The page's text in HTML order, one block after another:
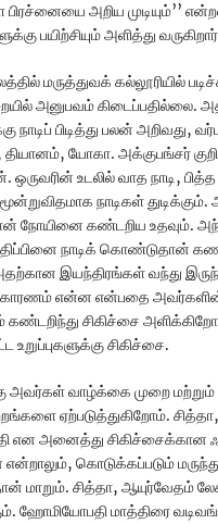
பிரச்னையை அறிய முடியும்’’
பயிற்சியும் அளித்து
மருத்துவக் கல்லூரியில்
அனுபவம் கிடைப்பதில்லை.
நாடிப் பிடித்து பலன் அறிவது,
யோகா. அக்குபங்சர்
ஒருவரின் உடலில் வாத நாடி, பித்த
நாடிகள்
நோயினை கண்டறிய உதவும்.
நாடிக் கொண்டுதான்
இயந்திரங்கள் வந்து
என்ன என்பதை
கண்டறிந்து சிகிச்சை
உறுப்புகளுக்கு சிகிச்சை.
அவர்கள் வாழ்க்கை முறை
ஏற்படுத்துகிறோம்.
என அனைத்து சிகிச்சைக்கான
கொடுக்கப்படும்
மாறும். சித்தா, ஆயுர்வேதம்
ஹோமியோபதி மாத்திரை